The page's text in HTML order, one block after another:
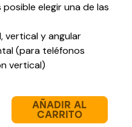
elegir una de las
vertical y angular
(para teléfonos
vertical)
AÑADIR AL
CARRITO